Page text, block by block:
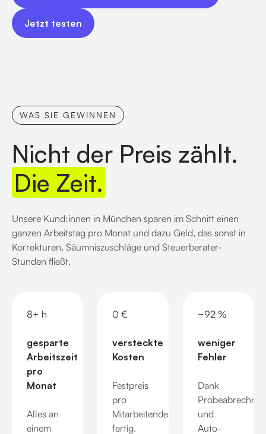
Jetzt testen
Jetzt testen
WAS SIE GEWINNEN
Nicht der Preis zählt.
Die Zeit.
Unsere Kund:innen in München sparen im Schnitt einen
ganzen Arbeitstag pro Monat und dazu Geld, das sonst in
Korrekturen, Säumniszuschläge und Steuerberater-
Stunden fließt.
8+ h
gesparte
Arbeitszeit
pro
Monat
Alles an
einem
0 €
versteckte
Kosten
Festpreis
pro
Mitarbeitendem,
fertig.
−92 %
weniger
Fehler
Dank
und
Auto-